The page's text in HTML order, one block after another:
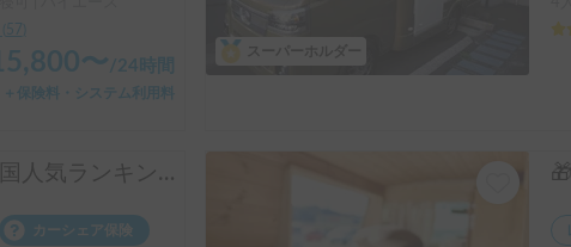
57
〜/24時間
＋保険料・システム利用料
🎖️2024年全国人気ランキング４位🎖️！装備充実！コインパーキング駐車可！6名就寝
カーシェア保険